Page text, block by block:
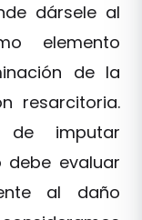
dársele al
elemento
de la
resarcitoria.
imputar
debe evaluar
al daño